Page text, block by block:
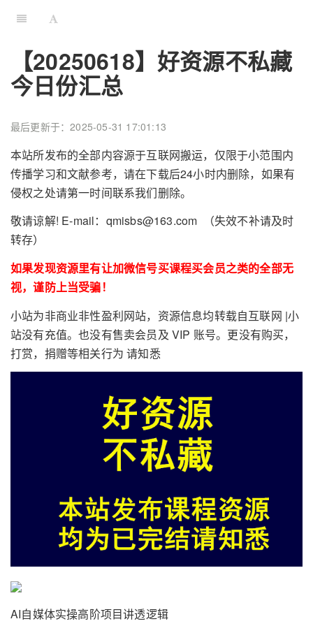
【20250618】好资源不私藏
今日份汇总
最后更新于：2025-05-31 17:01:13
本站所发布的全部内容源于互联网搬运，仅限于小范围内
传播学习和文献参考，请在下载后24小时内删除，如果有
侵权之处请第一时间联系我们删除。
敬请谅解! E-mail：qmisbs@163.com （失效不补请及时
转存）
如果发现资源里有让加微信号买课程买会员之类的全部无
视，谨防上当受骗！
小站为非商业非性盈利网站，资源信息均转载自互联网 |小
站没有充值。也没有售卖会员及 VIP 账号。更没有购买，
打赏，捐赠等相关行为 请知悉
AI自媒体实操高阶项目讲透逻辑